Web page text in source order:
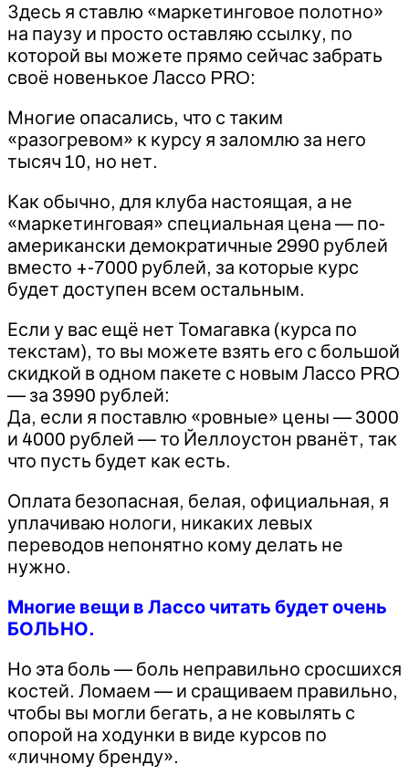
Здесь я ставлю «маркетинговое полотно»
на паузу и просто оставляю ссылку, по
которой вы можете прямо сейчас забрать
своё новенькое Лассо PRO:
Многие опасались, что с таким
«разогревом» к курсу я заломлю за него
тысяч 10, но нет.
Как обычно, для клуба настоящая, а не
«маркетинговая» специальная цена — по-
американски демократичные 2990 рублей
вместо +-7000 рублей, за которые курс
будет доступен всем остальным.
Если у вас ещё нет Томагавка (курса по
текстам), то вы можете взять его с большой
скидкой в одном пакете с новым Лассо PRO
— за 3990 рублей:
Да, если я поставлю «ровные» цены — 3000
и 4000 рублей — то Йеллоустон рванёт, так
что пусть будет как есть.
Оплата безопасная, белая, официальная, я
уплачиваю нологи, никаких левых
переводов непонятно кому делать не
нужно.
Многие вещи в Лассо читать будет очень
БОЛЬНО.
Но эта боль — боль неправильно сросшихся
костей. Ломаем — и сращиваем правильно,
чтобы вы могли бегать, а не ковылять с
опорой на ходунки в виде курсов по
«личному бренду».